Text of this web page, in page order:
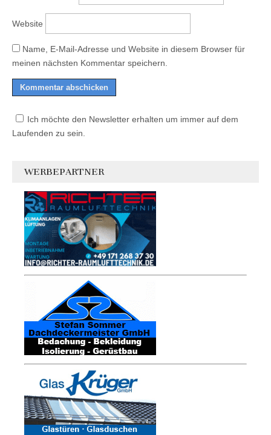
Website
Name, E-Mail-Adresse und Website in diesem Browser für
meinen nächsten Kommentar speichern.
Ich möchte den Newsletter erhalten um immer auf dem
Laufenden zu sein.
WERBEPARTNER